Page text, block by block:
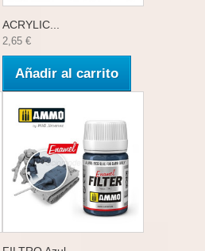
ACRYLIC...
2,65 €
Añadir al carrito